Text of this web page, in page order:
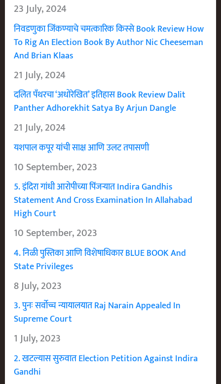
23 July, 2024
निवडणुका जिंकण्याचे चमत्कारिक किस्से Book Review How
To Rig An Election Book By Author Nic Cheeseman
And Brian Klaas
21 July, 2024
दलित पँथरचा ‘अधोरेखित’ इतिहास Book Review Dalit
Panther Adhorekhit Satya By Arjun Dangle
21 July, 2024
यशपाल कपूर यांची साक्ष आणि उलट तपासणी
10 September, 2023
5. इंदिरा गांधी आरोपीच्या पिंजऱ्यात Indira Gandhis
Statement And Cross Examination In Allahabad
High Court
10 September, 2023
4. निळी पुस्तिका आणि विशेषाधिकार BLUE BOOK And
State Privileges
8 July, 2023
3. पुनः सर्वोच्च न्यायालयात Raj Narain Appealed In
Supreme Court
1 July, 2023
2. खटल्यास सुरुवात Election Petition Against Indira
Gandhi